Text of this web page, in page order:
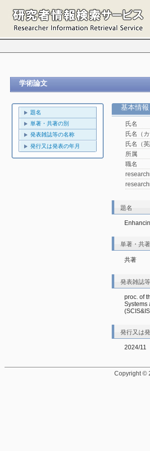
学術論文
題名
単著・共著の別
発表雑誌等の名称
発行又は発表の年月
基本情報
氏名
氏名（カ
氏名（英
所属
職名
題名
単著・共
共著
発表雑誌
proc. of
Systems
発行又は
2024/11